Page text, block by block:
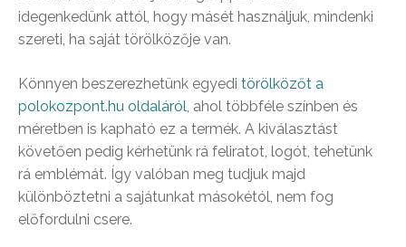
idegenkedünk attól, hogy másét használjuk, mindenki
szereti, ha saját törölközője van.
Könnyen beszerezhetünk egyedi törölközőt a
polokozpont.hu oldaláról , ahol többféle színben és
méretben is kapható ez a termék. A kiválasztást
követően pedig kérhetünk rá feliratot, logót, tehetünk
rá emblémát. Így valóban meg tudjuk majd
különböztetni a sajátunkat másokétól, nem fog
előfordulni csere.